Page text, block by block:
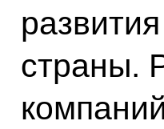
страны.